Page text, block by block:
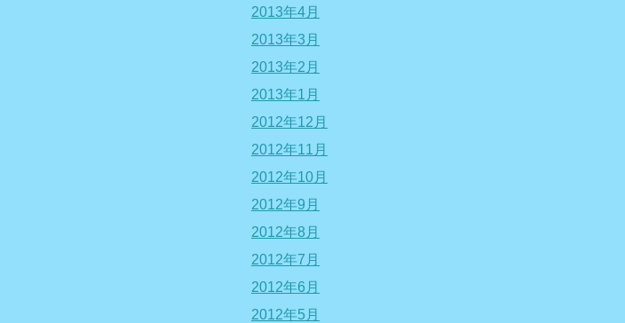
2013年4月
2013年3月
2013年2月
2013年1月
2012年12月
2012年11月
2012年10月
2012年9月
2012年8月
2012年7月
2012年6月
2012年5月